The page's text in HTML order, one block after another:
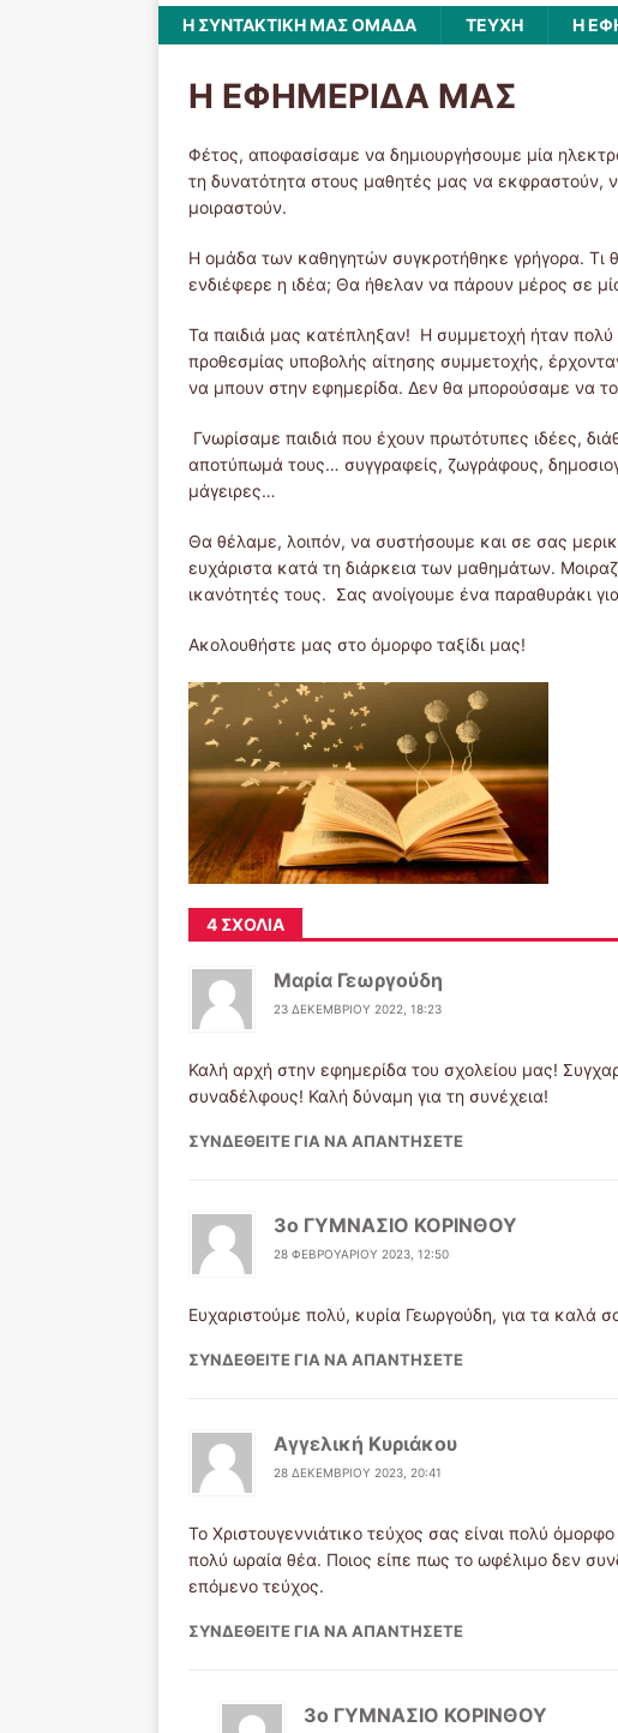
Η ΣΥΝΤΑΚΤΙΚΗ ΜΑΣ ΟΜΑΔΑ ΤΕΥΧΗ Η
Η ΕΦΗΜΕΡΙΔΑ ΜΑΣ
Φέτος, αποφασίσαμε να δημιουργήσουμε μία
τη δυνατότητα στους μαθητές μας να εκφραστούν,
μοιραστούν.
Η ομάδα των καθηγητών συγκροτήθηκε γρήγορα. Τι
ενδιέφερε η ιδέα; Θα ήθελαν να πάρουν μέρος σε
Τα παιδιά μας κατέπληξαν! Η συμμετοχή ήταν
προθεσμίας υποβολής αίτησης συμμετοχής,
να μπουν στην εφημερίδα. Δεν θα μπορούσαμε να
Γνωρίσαμε παιδιά που έχουν πρωτότυπες ιδέες,
αποτύπωμά τους… συγγραφείς, ζωγράφους,
μάγειρες…
Θα θέλαμε, λοιπόν, να συστήσουμε και σε σας
ευχάριστα κατά τη διάρκεια των μαθημάτων.
ικανότητές τους. Σας ανοίγουμε ένα παραθυράκι
Ακολουθήστε μας στο όμορφο ταξίδι μας!
4 ΣΧΌΛΙΑ
Μαρία Γεωργούδη
23 ΔΕΚΕΜΒΡΊΟΥ 2022, 18:23
Καλή αρχή στην εφημερίδα του σχολείου μας!
συναδέλφους! Καλή δύναμη για τη συνέχεια!
ΣΥΝΔΕΘΕΊΤΕ ΓΙΑ ΝΑ ΑΠΑΝΤΉΣΕΤΕ
3o ΓΥΜΝΑΣΙΟ ΚΟΡΙΝΘΟΥ
28 ΦΕΒΡΟΥΑΡΊΟΥ 2023, 12:50
Ευχαριστούμε πολύ, κυρία Γεωργούδη, για τα καλά
ΣΥΝΔΕΘΕΊΤΕ ΓΙΑ ΝΑ ΑΠΑΝΤΉΣΕΤΕ
Αγγελική Κυριάκου
28 ΔΕΚΕΜΒΡΊΟΥ 2023, 20:41
Το Χριστουγεννιάτικο τεύχος σας είναι πολύ
πολύ ωραία θέα. Ποιος είπε πως το ωφέλιμο δεν
επόμενο τεύχος.
ΣΥΝΔΕΘΕΊΤΕ ΓΙΑ ΝΑ ΑΠΑΝΤΉΣΕΤΕ
3o ΓΥΜΝΑΣΙΟ ΚΟΡΙΝΘΟΥ